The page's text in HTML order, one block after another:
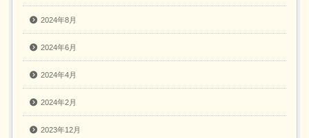
2024年8月
2024年6月
2024年4月
2024年2月
2023年12月